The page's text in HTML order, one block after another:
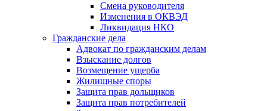
Смена руководителя
Изменения в ОКВЭД
Ликвидация НКО
Гражданские дела
Адвокат по гражданским делам
Взыскание долгов
Возмещение ущерба
Жилищные споры
Защита прав дольщиков
Защита прав потребителей